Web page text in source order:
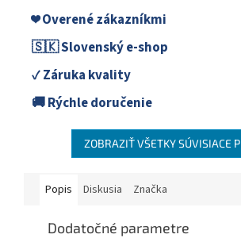
❤️ Overené zákazníkmi
🇸🇰 Slovenský e-shop
✓ Záruka kvality
🚚 Rýchle doručenie
ZOBRAZIŤ VŠETKY SÚVISIACE
Popis Diskusia Značka
Dodatočné parametre